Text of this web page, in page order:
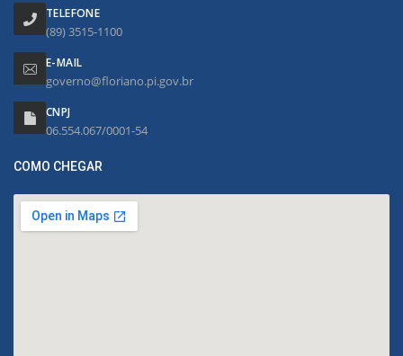
TELEFONE
(89) 3515-1100
E-MAIL
governo@floriano.pi.gov.br
CNPJ
06.554.067/0001-54
COMO CHEGAR